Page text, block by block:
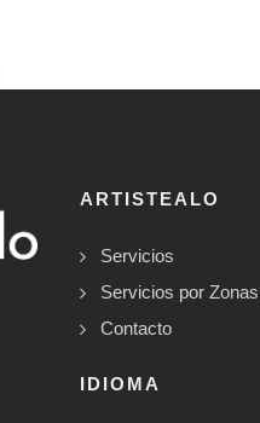
ARTISTEALO
Servicios
Servicios por Zonas
Contacto
IDIOMA